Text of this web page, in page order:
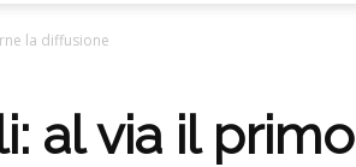
la diffusione
al via il primo